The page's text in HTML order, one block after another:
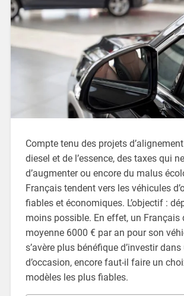
Compte tenu des projets
diesel et de l’essence, des taxes qui
d’augmenter ou encore du malus
Français tendent vers les véhicules
fiables et économiques. L’objectif :
moins possible. En effet, un Français
moyenne 6000 € par an pour son
s’avère plus bénéfique d’investir
d’occasion, encore faut-il faire un
modèles les plus fiables.